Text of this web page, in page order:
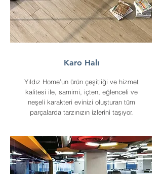
Karo Halı
Yıldız Home’un ürün çeşitliği ve hizmet
kalitesi ile, samimi, içten, eğlenceli ve
neşeli karakteri evinizi oluşturan tüm
parçalarda tarzınızın izlerini taşıyor.